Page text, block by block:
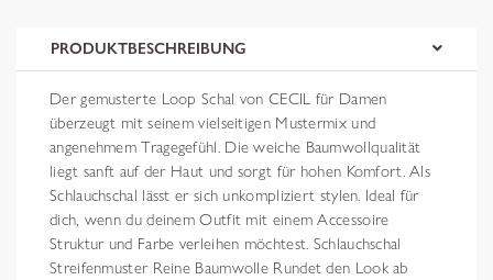
PRODUKTBESCHREIBUNG
Der gemusterte Loop Schal von CECIL für Damen
überzeugt mit seinem vielseitigen Mustermix und
angenehmem Tragegefühl. Die weiche Baumwollqualität
liegt sanft auf der Haut und sorgt für hohen Komfort. Als
Schlauchschal lässt er sich unkompliziert stylen. Ideal für
dich, wenn du deinem Outfit mit einem Accessoire
Struktur und Farbe verleihen möchtest. Schlauchschal
Streifenmuster Reine Baumwolle Rundet den Look ab